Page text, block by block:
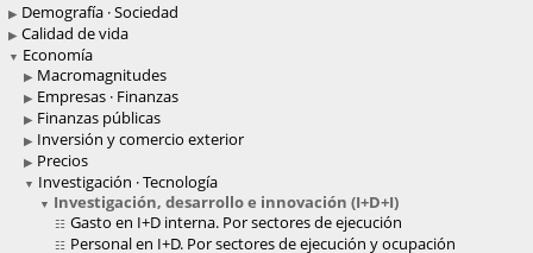
Demografía · Sociedad
Calidad de vida
Economía
Macromagnitudes
Empresas · Finanzas
Finanzas públicas
Inversión y comercio exterior
Precios
Investigación · Tecnología
Investigación, desarrollo e innovación (I+D+I)
Gasto en I+D interna. Por sectores de ejecución
Personal en I+D. Por sectores de ejecución y ocupación